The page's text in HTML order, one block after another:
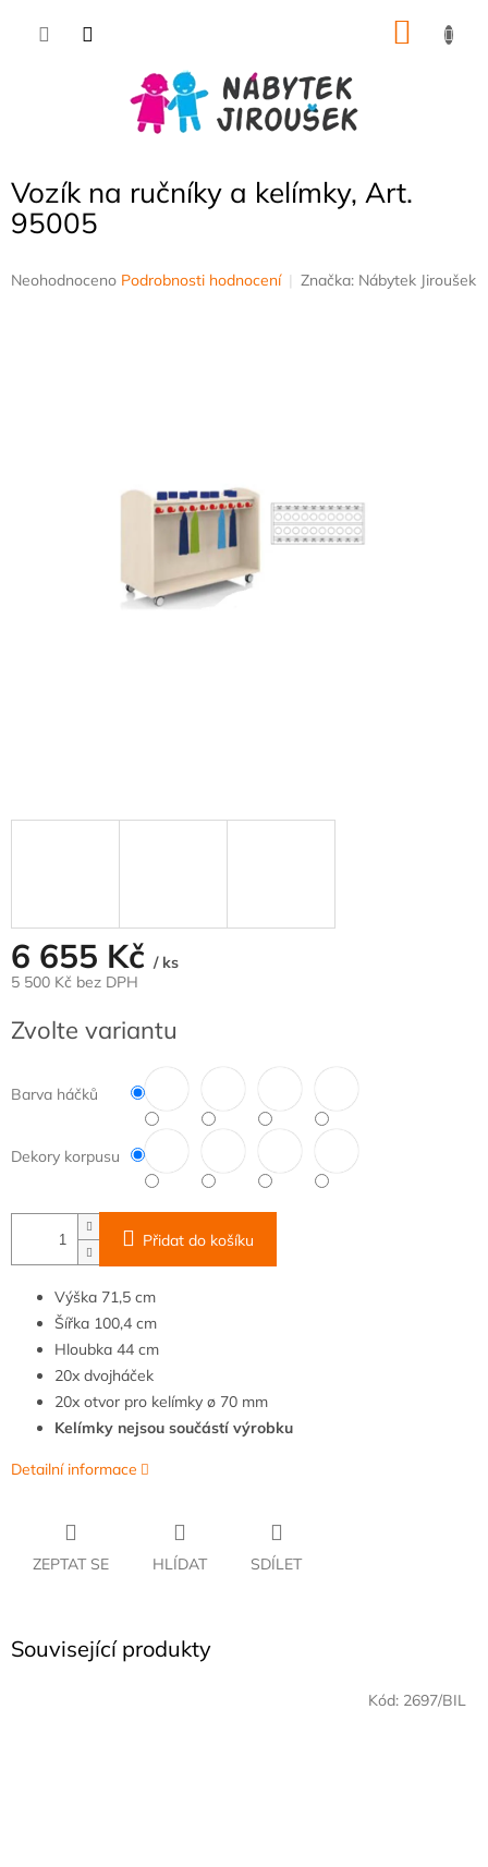
Vozík na ručníky a kelímky, Art.
95005
Průměrné
Neohodnoceno Podrobnosti hodnocení Značka: Nábytek Jiroušek
6 655 Kč / ks
5 500 Kč bez DPH
cena:
Zvolte variantu
Barva háčků
Dekory korpusu
Přidat do košíku
Výška 71,5 cm
Šířka 100,4 cm
Hloubka 44 cm
20x dvojháček
20x otvor pro kelímky ø 70 mm
Kelímky nejsou součástí výrobku
Detailní informace
ZEPTAT SE HLÍDAT SDÍLET
Související produkty
Kód: 2697/BIL